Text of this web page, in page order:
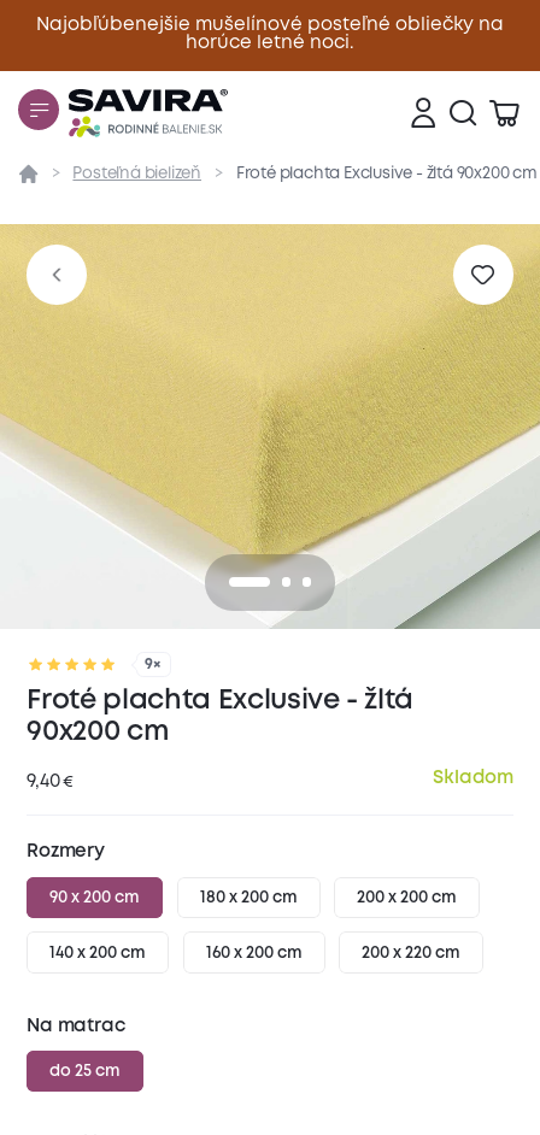
Najobľúbenejšie mušelínové posteľné obliečky na
horúce letné noci.
Zavrieť
Prehľad Parametre Popis produktu
Posteľná bielizeň Froté plachta Exclusive - žltá 90x200 cm
9×
Froté plachta Exclusive - žltá
90x200 cm
9,40€ Skladom
Rozmery
90 x 200 cm 180 x 200 cm 200 x 200 cm
140 x 200 cm 160 x 200 cm 200 x 220 cm
Na matrac
do 25 cm